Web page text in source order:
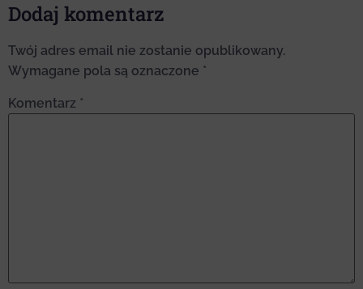
Dodaj komentarz
Twój adres email nie zostanie opublikowany.
Wymagane pola są oznaczone *
Komentarz *